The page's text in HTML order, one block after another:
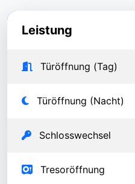
Leistung
Türöffnung (Tag)
Türöffnung (Nacht)
Schlosswechsel
Tresoröffnung